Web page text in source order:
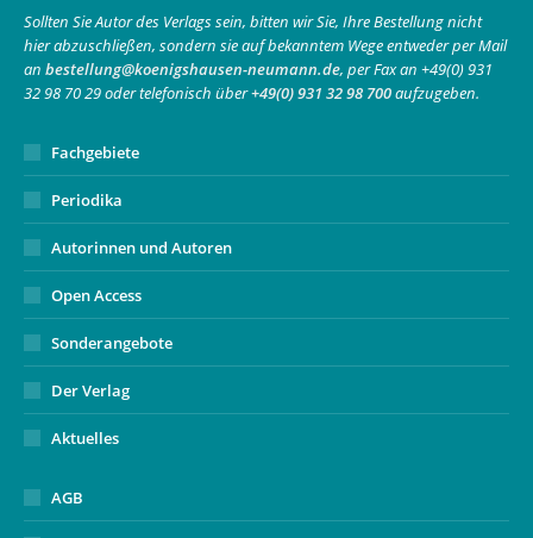
in
new
window
in
new
window
opens
in
new
window
Sollten Sie Autor des Verlags sein, bitten wir Sie, Ihre Bestellung nicht
hier abzuschließen, sondern sie auf bekanntem Wege entweder per Mail
an bestellung@koenigshausen-neumann.de, per Fax an +49(0) 931
32 98 70 29 oder telefonisch über+49(0) 931 32 98 700aufzugeben.
Fachgebiete
Periodika
Autorinnen und Autoren
Open Access
Sonderangebote
Der Verlag
Aktuelles
AGB